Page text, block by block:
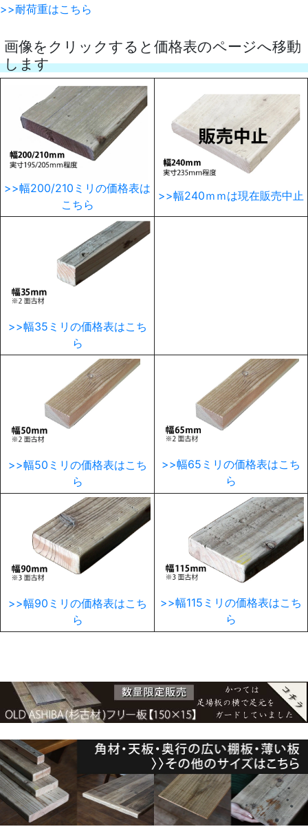
>>耐荷重はこちら
画像をクリックすると価格表のページへ移動
します
>>幅200/210ミリの価格表は
こちら
>>幅240ｍｍは現在販売中止
>>幅35ミリの価格表はこち
ら
>>幅50ミリの価格表はこち
ら
>>幅65ミリの価格表はこち
ら
>>幅90ミリの価格表はこち
ら
>>幅115ミリの価格表はこち
ら